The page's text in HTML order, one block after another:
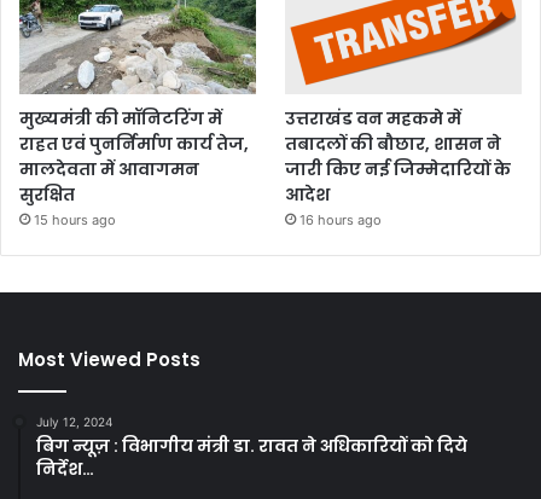
मुख्यमंत्री की मॉनिटरिंग में
राहत एवं पुनर्निर्माण कार्य तेज,
मालदेवता में आवागमन
सुरक्षित
15 hours ago
उत्तराखंड वन महकमे में
तबादलों की बौछार, शासन ने
जारी किए नई जिम्मेदारियों के
आदेश
16 hours ago
Most Viewed Posts
July 12, 2024
बिग न्यूज़ : विभागीय मंत्री डा. रावत ने अधिकारियों को दिये
निर्देश…